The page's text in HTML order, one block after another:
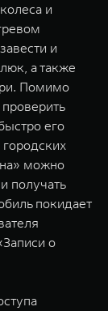
и
и
а также
Помимо
его
можно
получать
покидает
о